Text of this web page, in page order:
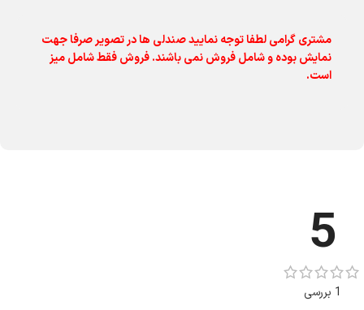
مشتری گرامی لطفا توجه نمایید صندلی ها در تصویر صرفا جهت
نمایش بوده و شامل فروش نمی باشند. فروش فقط شامل میز
است.
5
1 بررسی